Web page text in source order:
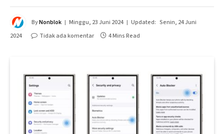
ByNonblok Minggu, 23 Juni 2024 Updated: Senin, 24 Juni
2024
Tidak ada komentar 4 Mins Read